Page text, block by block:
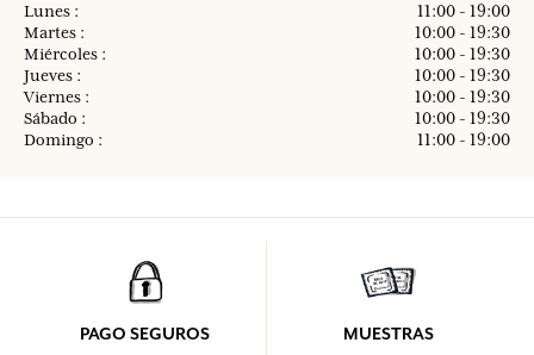
Lunes :
11:00 - 19:00
Martes :
10:00 - 19:30
Miércoles :
10:00 - 19:30
Jueves :
10:00 - 19:30
Viernes :
10:00 - 19:30
Sábado :
10:00 - 19:30
Domingo :
11:00 - 19:00
PAGO SEGUROS MUESTRAS